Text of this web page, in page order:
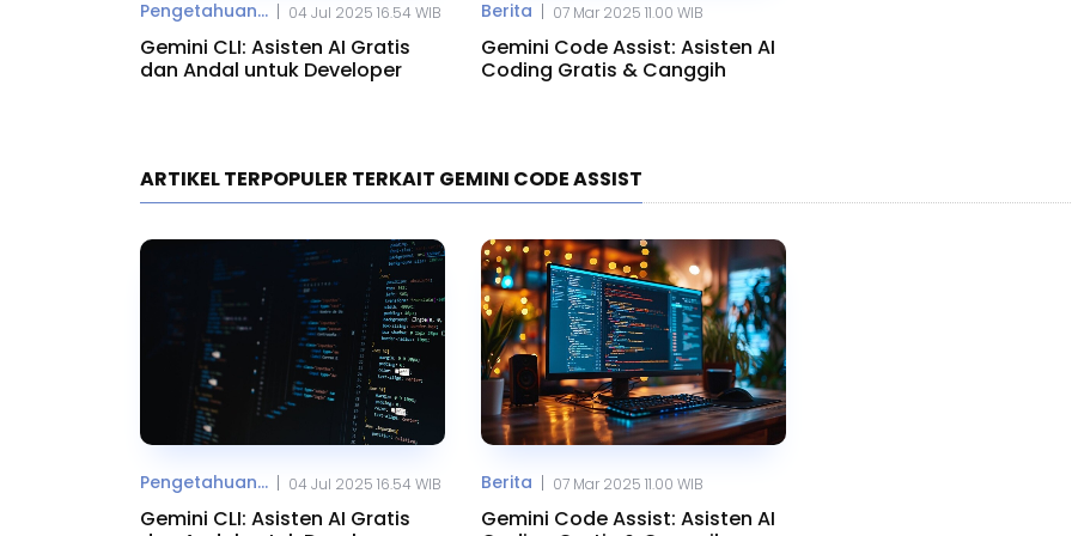
Pengetahuan... | 04 Jul 2025 16.54 WIB
Gemini CLI: Asisten AI Gratis
dan Andal untuk Developer
Berita | 07 Mar 2025 11.00 WIB
Gemini Code Assist: Asisten AI
Coding Gratis & Canggih
ARTIKEL TERPOPULER TERKAIT GEMINI CODE ASSIST
Pengetahuan... | 04 Jul 2025 16.54 WIB
Gemini CLI: Asisten AI Gratis
Berita | 07 Mar 2025 11.00 WIB
Gemini Code Assist: Asisten AI